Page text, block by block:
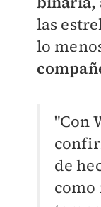
las
lo
"Con
de